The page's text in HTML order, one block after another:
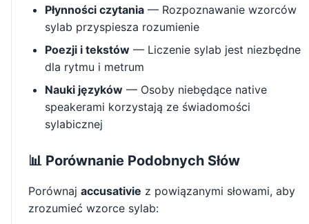
Płynności czytania — Rozpoznawanie wzorców
sylab przyspiesza rozumienie
Poezji i tekstów — Liczenie sylab jest niezbędne
dla rytmu i metrum
Nauki języków — Osoby niebędące native
speakerami korzystają ze świadomości
sylabicznej
📊 Porównanie Podobnych Słów
Porównaj accusativie z powiązanymi słowami, aby
zrozumieć wzorce sylab: